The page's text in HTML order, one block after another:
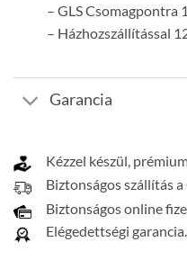
– GLS Csomagpontra
– Házhozszállítással
Garancia
Kézzel készül,
Biztonságos szállítás
Biztonságos online
Elégedettségi garancia.